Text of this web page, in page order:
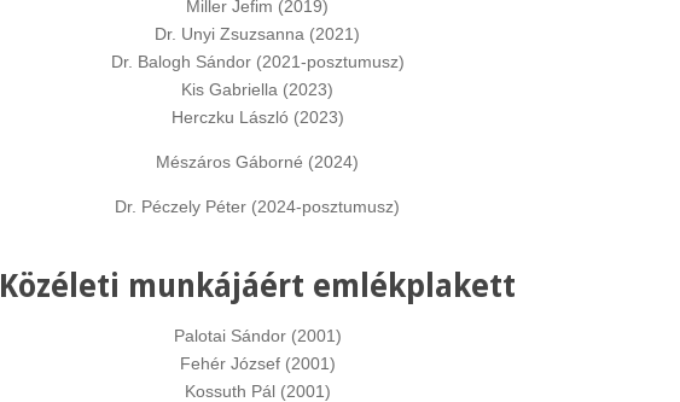
Miller Jefim (2019)
Dr. Unyi Zsuzsanna (2021)
Dr. Balogh Sándor (2021-posztumusz)
Kis Gabriella (2023)
Herczku László (2023)
Mészáros Gáborné (2024)
Dr. Péczely Péter (2024-posztumusz)
Közéleti munkájáért emlékplakett
Palotai Sándor (2001)
Fehér József (2001)
Kossuth Pál (2001)